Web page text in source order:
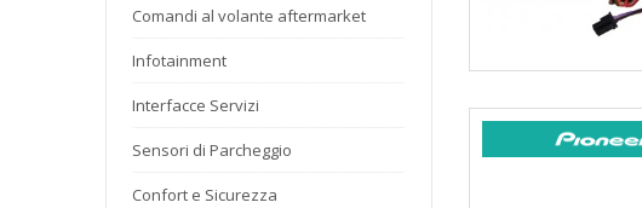
Comandi al volante aftermarket
Infotainment
Interfacce Servizi
Sensori di Parcheggio
Confort e Sicurezza